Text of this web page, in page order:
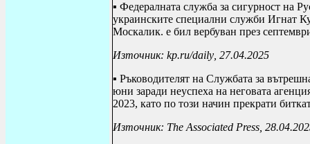
▪ Федералната служба за сигурност на
украинските специални служби Игнат
Москалик. е бил вербуван през
Източник: kp.ru/daily , 27.04.2025
▪ Ръководителят на Службата за
юни заради неуспеха на неговата
2023, като по този начин прекрати
Източник: The Associated Press ,